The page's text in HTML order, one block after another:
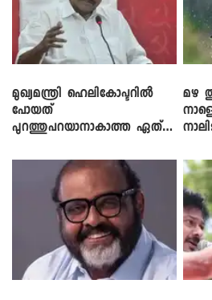
മുഖ്യമന്ത്രി ഹെലികോപ്ടറിൽ
പോയത്
പുറത്തുപറയാനാകാത്ത ഏത്
മഴ